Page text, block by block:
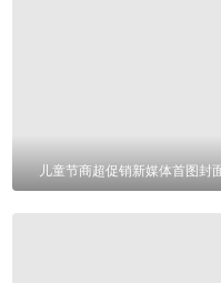
儿童节商超促销新媒体首图封